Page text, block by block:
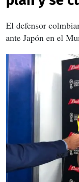
El defensor
ante Japón en el